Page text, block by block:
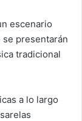
escenario
presentarán
tradicional
a lo largo